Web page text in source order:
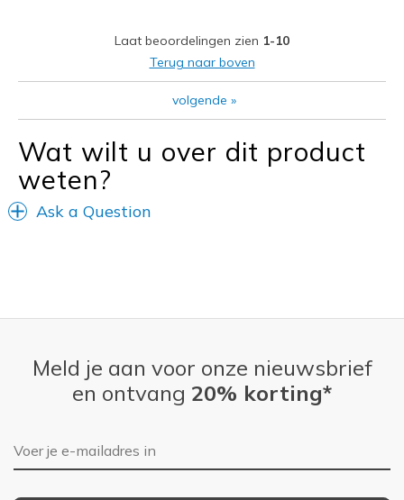
Going Out
Sizing
Feels true to size
View On Shoes
Shoes are for Wearing
Laat beoordelingen zien 1-10
Terug naar boven
volgende »
Wat wilt u over dit product
weten?
Ask a Question
Meld je aan voor onze nieuwsbrief
en ontvang 20% korting*
E-mailadres